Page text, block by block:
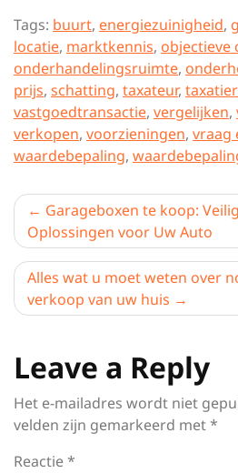
Tags: buurt, energiezuinigheid,
locatie, marktkennis, objectieve
onderhandelingsruimte,
prijs, schatting, taxateur,
vastgoedtransactie, vergelijken,
verkopen, voorzieningen, vraag
waardebepaling,
Garageboxen te koop:
Oplossingen voor Uw Auto
Alles wat u moet weten over
verkoop van uw huis
Leave a Reply
Het e-mailadres wordt niet
velden zijn gemarkeerd met*
Reactie*